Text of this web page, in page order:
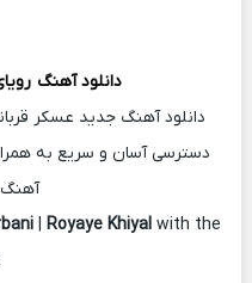
دانلود آهنگ
دانلود آهنگ جدید عسکر
دسترسی آسان و سریع به
| Royaye Khiyal with the